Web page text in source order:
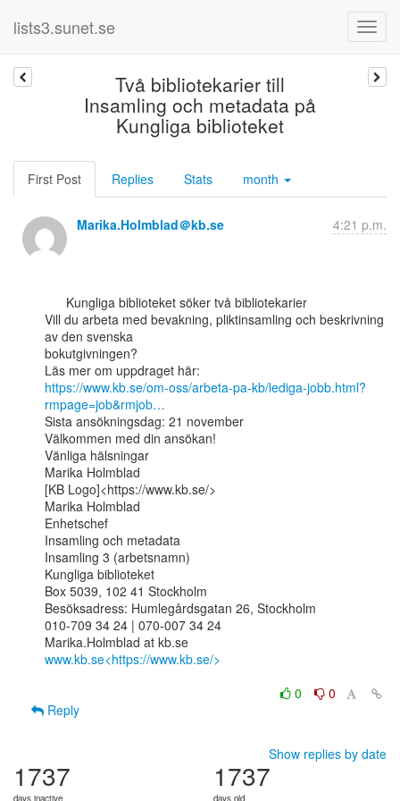
lists3.sunet.se
Två bibliotekarier till
Insamling och metadata på
Kungliga biblioteket
First Post Replies Stats month
Marika.Holmblad＠kb.se 4:21 p.m.
Vill du arbeta med bevakning, pliktinsamling och beskrivning
av den svenska
bokutgivningen?
https://www.kb.se/om-oss/arbeta-pa-kb/lediga-jobb.html?
rmpage=job&rmjob…
Sista ansökningsdag: 21 november
Välkommen med din ansökan!
Vänliga hälsningar
Marika Holmblad
[KB Logo]<https://www.kb.se/>
Marika Holmblad
Enhetschef
Insamling och metadata
Insamling 3 (arbetsnamn)
Kungliga biblioteket
Box 5039, 102 41 Stockholm
Besöksadress: Humlegårdsgatan 26, Stockholm
010-709 34 24 | 070-007 34 24
www.kb.se<https://www.kb.se/>
0
0
Reply
Show replies by date
1737
days inactive
1737
days old